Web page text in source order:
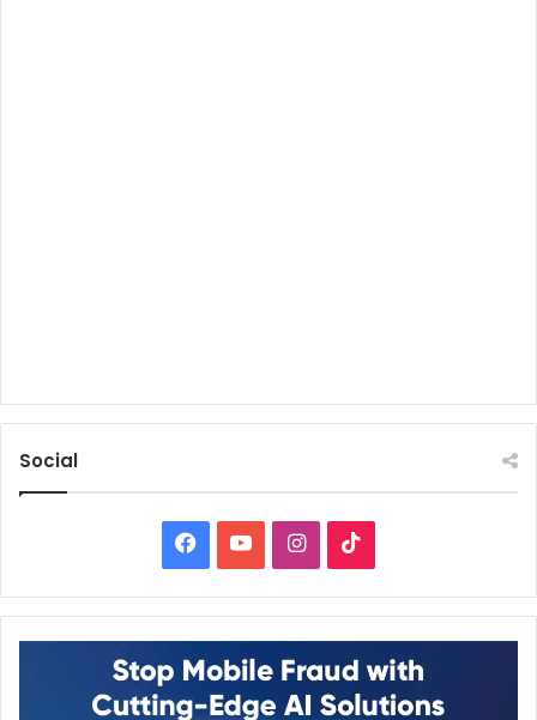
Social
Facebook
YouTubeInstagram